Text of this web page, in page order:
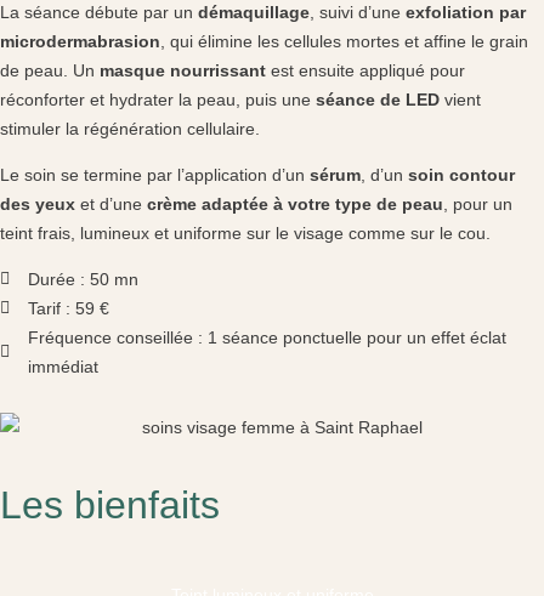
La séance débute par un démaquillage , suivi d’une exfoliation par
microdermabrasion , qui élimine les cellules mortes et affine le grain
de peau. Un masque nourrissant est ensuite appliqué pour
réconforter et hydrater la peau, puis une séance de LED vient
stimuler la régénération cellulaire.
Le soin se termine par l’application d’un sérum , d’un soin contour
des yeux et d’une crème adaptée à votre type de peau , pour un
teint frais, lumineux et uniforme sur le visage comme sur le cou.
Durée : 50 mn
Tarif : 59 €
Fréquence conseillée : 1 séance ponctuelle pour un effet éclat
immédiat
Les bienfaits